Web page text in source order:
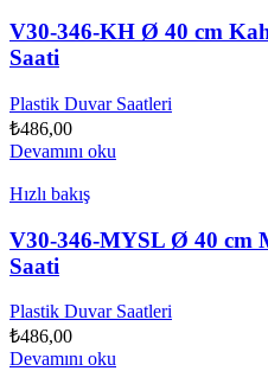
V30-346-KH Ø 40 cm
Saati
Plastik Duvar Saatleri
₺486,00
Devamını oku
Hızlı bakış
V30-346-MYSL Ø 40 cm
Saati
Plastik Duvar Saatleri
₺486,00
Devamını oku